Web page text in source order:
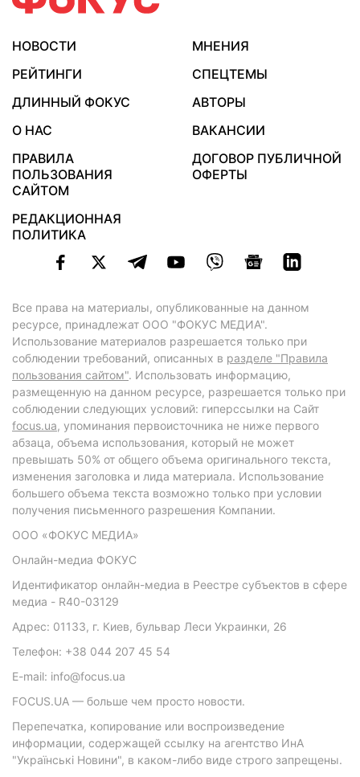
НОВОСТИ
МНЕНИЯ
РЕЙТИНГИ
СПЕЦТЕМЫ
ДЛИННЫЙ ФОКУС
АВТОРЫ
О НАС
ВАКАНСИИ
ПРАВИЛА
ПОЛЬЗОВАНИЯ
САЙТОМ
ДОГОВОР ПУБЛИЧНОЙ
ОФЕРТЫ
РЕДАКЦИОННАЯ
ПОЛИТИКА
Все права на материалы, опубликованные на данном
ресурсе, принадлежат ООО "ФОКУС МЕДИА".
Использование материалов разрешается только при
соблюдении требований, описанных в разделе "Правила
пользования сайтом". Использовать информацию,
размещенную на данном ресурсе, разрешается только при
соблюдении следующих условий: гиперссылки на Сайт
focus.ua, упоминания первоисточника не ниже первого
абзаца, объема использования, который не может
превышать 50% от общего объема оригинального текста,
изменения заголовка и лида материала. Использование
большего объема текста возможно только при условии
получения письменного разрешения Компании.
ООО «ФОКУС МЕДИА»
Онлайн-медиа ФОКУС
Идентификатор онлайн-медиа в Реестре субъектов в сфере
медиа - R40-03129
Адрес: 01133, г. Киев, бульвар Леси Украинки, 26
Телефон: +38 044 207 45 54
E-mail: info@focus.ua
FOCUS.UA — больше чем просто новости.
Перепечатка, копирование или воспроизведение
информации, содержащей ссылку на агентство ИнА
"Українські Новини", в каком-либо виде строго запрещены.